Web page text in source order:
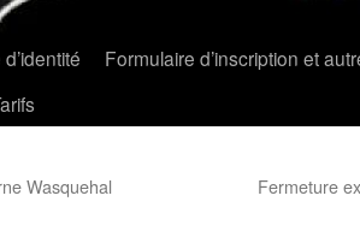
Formulaire d’inscription et
Wasquehal Fermeture